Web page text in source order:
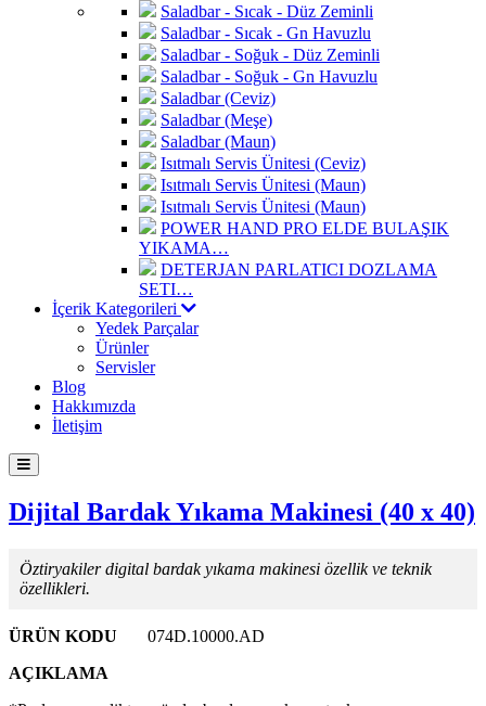
Saladbar - Sıcak - Düz Zeminli
Saladbar - Sıcak - Gn Havuzlu
Saladbar - Soğuk - Düz Zeminli
Saladbar - Soğuk - Gn Havuzlu
Saladbar (Ceviz)
Saladbar (Meşe)
Saladbar (Maun)
Isıtmalı Servis Ünitesi (Ceviz)
Isıtmalı Servis Ünitesi (Maun)
Isıtmalı Servis Ünitesi (Maun)
POWER HAND PRO ELDE BULAŞIK
YIKAMA…
DETERJAN PARLATICI DOZLAMA
SETI…
İçerik Kategorileri
Yedek Parçalar
Ürünler
Servisler
Blog
Hakkımızda
İletişim
Dijital Bardak Yıkama Makinesi (40 x 40)
Öztiryakiler digital bardak yıkama makinesi özellik ve teknik
özellikleri.
ÜRÜN KODU
074D.10000.AD
AÇIKLAMA